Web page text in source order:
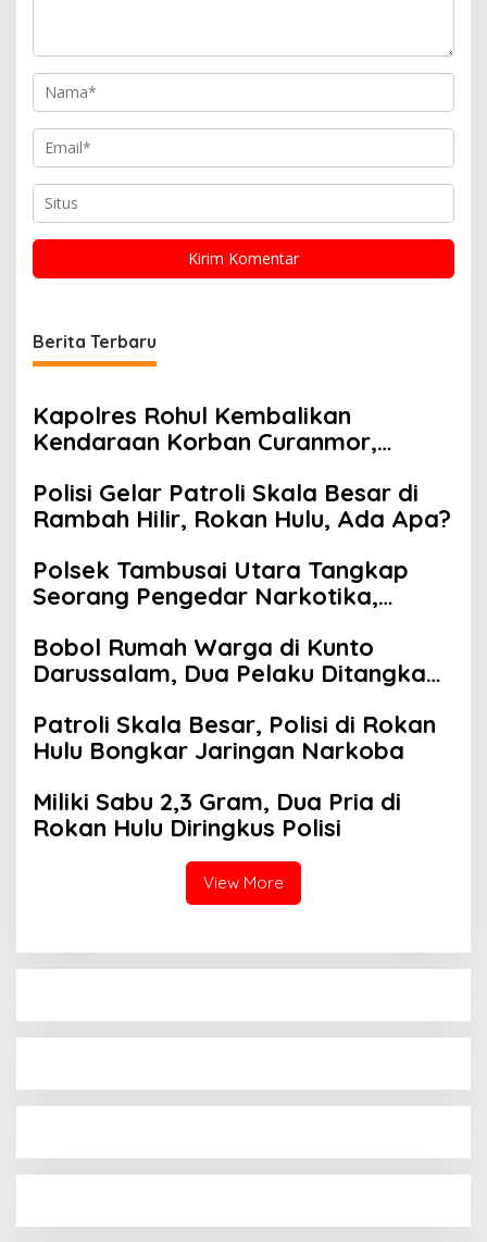
Berita Terbaru
Kapolres Rohul Kembalikan
Kendaraan Korban Curanmor,
Kami Sudah Kembali
Polisi Gelar Patroli Skala Besar di
Rambah Hilir, Rokan Hulu, Ada Apa?
Polsek Tambusai Utara Tangkap
Seorang Pengedar Narkotika,
Sabu
Bobol Rumah Warga di Kunto
Darussalam, Dua Pelaku Ditangkap
Patroli Skala Besar, Polisi di Rokan
Hulu Bongkar Jaringan Narkoba
Miliki Sabu 2,3 Gram, Dua Pria di
Rokan Hulu Diringkus Polisi
View More